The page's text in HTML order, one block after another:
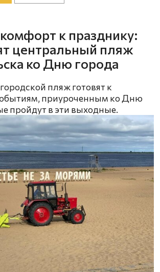
к празднику:
центральный пляж
ко Дню города
пляж готовят к
приуроченным ко Дню
пройдут в эти выходные.